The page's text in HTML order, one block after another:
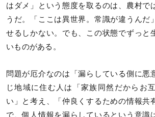
はダメ」という態度を取るのは、農村で
うだ。「ここは異世界。常識が違うんだ
せるしかない。でも、この状態でずっと
いものがある。
問題が厄介なのは「漏らしている側に悪
じ地域に住む人は「家族同然だからお
い」と考え、「仲良くするための情報共
で、個人情報を漏らしているという意識